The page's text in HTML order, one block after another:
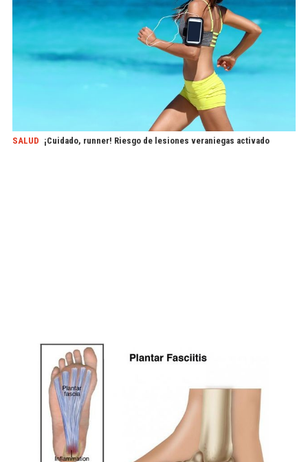
SALUD ¡Cuidado, runner! Riesgo de lesiones veraniegas activado